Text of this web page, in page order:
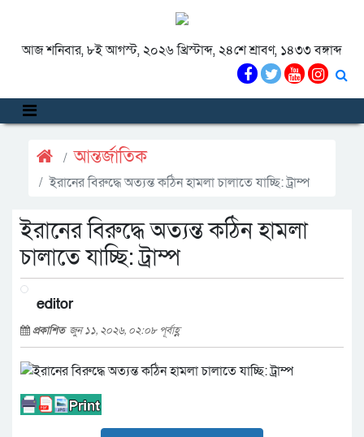
আজ শনিবার, ৮ই আগস্ট, ২০২৬ খ্রিস্টাব্দ, ২৪শে শ্রাবণ, ১৪৩৩ বঙ্গাব্দ
আন্তর্জাতিক
ইরানের বিরুদ্ধে অত্যন্ত কঠিন হামলা চালাতে যাচ্ছি: ট্রাম্প
ইরানের বিরুদ্ধে অত্যন্ত কঠিন হামলা
চালাতে যাচ্ছি: ট্রাম্প
editor
প্রকাশিত জুন ১১, ২০২৬, ০২:০৮ পূর্বাহ্ণ